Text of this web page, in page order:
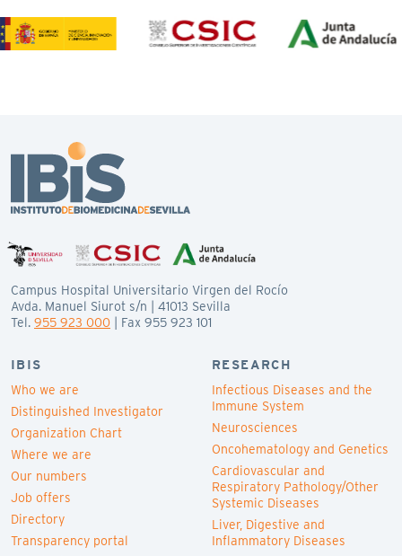
Campus Hospital Universitario Virgen del Rocío
Avda. Manuel Siurot s/n | 41013 Sevilla
Tel. 955 923 000 | Fax 955 923 101
IBIS
Who we are
Distinguished Investigator
Organization Chart
Where we are
Our numbers
Job offers
Directory
Transparency portal
RESEARCH
Infectious Diseases and the
Immune System
Neurosciences
Oncohematology and Genetics
Cardiovascular and
Respiratory Pathology/Other
Systemic Diseases
Liver, Digestive and
Inflammatory Diseases